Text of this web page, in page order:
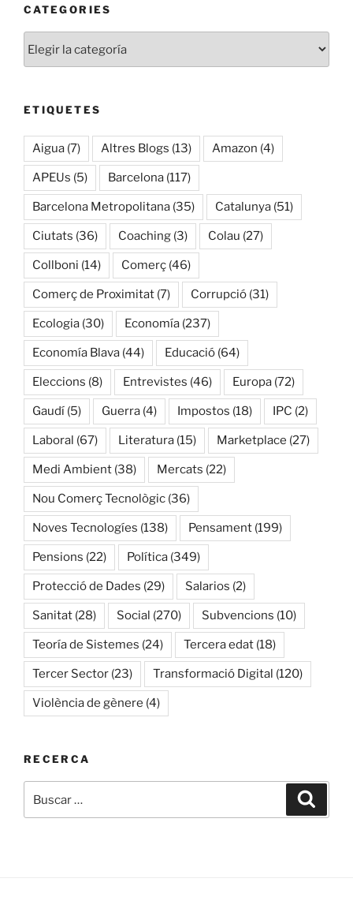
CATEGORIES
ETIQUETES
Aigua (7) Altres Blogs (13) Amazon (4)
APEUs (5) Barcelona (117)
Barcelona Metropolitana (35) Catalunya (51)
Ciutats (36) Coaching (3) Colau (27)
Collboni (14) Comerç (46)
Comerç de Proximitat (7) Corrupció (31)
Ecologia (30) Economía (237)
Economía Blava (44) Educació (64)
Eleccions (8) Entrevistes (46) Europa (72)
Gaudí (5) Guerra (4) Impostos (18) IPC (2)
Laboral (67) Literatura (15) Marketplace (27)
Medi Ambient (38) Mercats (22)
Nou Comerç Tecnològic (36)
Noves Tecnologíes (138) Pensament (199)
Pensions (22) Política (349)
Protecció de Dades (29) Salarios (2)
Sanitat (28) Social (270) Subvencions (10)
Teoría de Sistemes (24) Tercera edat (18)
Tercer Sector (23) Transformació Digital (120)
Violència de gènere (4)
RECERCA
por: